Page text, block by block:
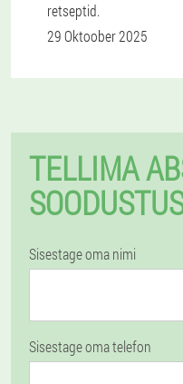
retseptid.
29 Oktoober 2025
TELLIMA
Sisestage oma nimi
Sisestage oma telefon